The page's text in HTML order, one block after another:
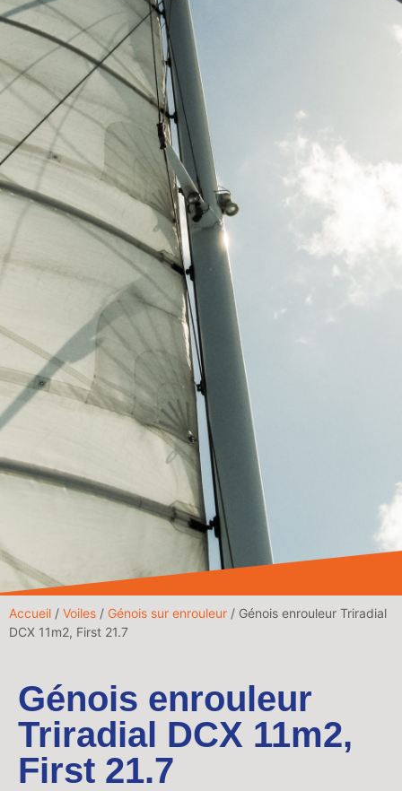
Accueil / Voiles / Génois sur enrouleur / Génois enrouleur Triradial
DCX 11m2, First 21.7
Génois enrouleur
Triradial DCX 11m2,
First 21.7